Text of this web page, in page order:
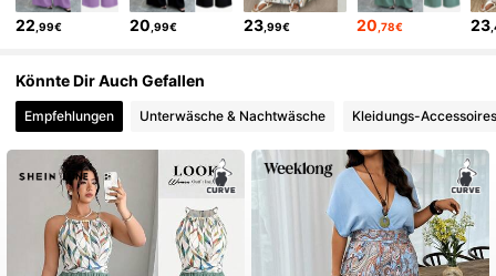
22 ,99€ 20 ,99€ 23,99€ 20 ,78€ 23
Könnte Dir Auch Gefallen
Empfehlungen Unterwäsche & Nachtwäsche Kleidungs-Accessoires